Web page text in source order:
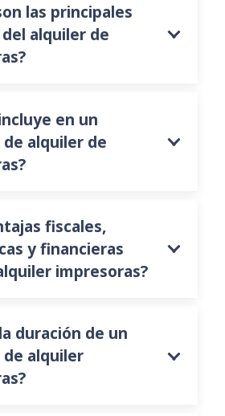
las principales
alquiler de
en un
alquiler de
fiscales,
y financieras
impresoras?
duración de un
alquiler